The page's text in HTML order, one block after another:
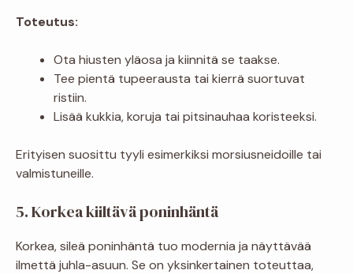
Toteutus:
Ota hiusten yläosa ja kiinnitä se taakse.
Tee pientä tupeerausta tai kierrä suortuvat
ristiin.
Lisää kukkia, koruja tai pitsinauhaa koristeeksi.
Erityisen suosittu tyyli esimerkiksi morsiusneidoille tai
valmistuneille.
5. Korkea kiiltävä poninhäntä
Korkea, sileä poninhäntä tuo modernia ja näyttävää
ilmettä juhla-asuun. Se on yksinkertainen toteuttaa,